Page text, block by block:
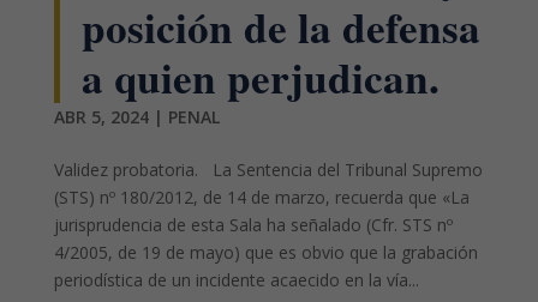
posición de la defensa
a quien perjudican.
ABR 5, 2024| PENAL
Validez probatoria. La Sentencia del Tribunal Supremo
(STS) nº 180/2012, de 14 de marzo, recuerda que «La
jurisprudencia de esta Sala ha señalado (Cfr. STS nº
4/2005, de 19 de mayo) que es obvio que la grabación
periodística de un incidente acaecido en la vía...